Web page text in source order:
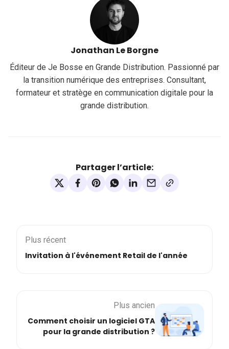
Jonathan Le Borgne
Éditeur de Je Bosse en Grande Distribution. Passionné par
la transition numérique des entreprises. Consultant,
formateur et stratège en communication digitale pour la
grande distribution.
Partager l’article:
Plus récent
Invitation à l'événement Retail de l'année
Plus ancien
Comment choisir un logiciel GTA
pour la grande distribution ?